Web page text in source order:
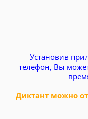
Установив
телефон, Вы
Диктант можно